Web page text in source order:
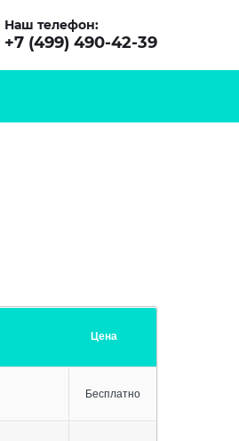
Наш телефон:
+7 (499) 490-42-39
Цена
Бесплатно